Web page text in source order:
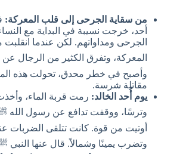
من سقاية الجرحى إلى قلب المعركة:
أحد، خرجت نسيبة في البداية مع
الجرحى ومداواتهم. لكن عندما انقلبت
المعركة، وتفرق الكثير من الرجال
وأصبح في خطر محدق، تحولت هذه
مقاتلة شرسة.
يوم أُحد الخالد: رمت قربة الماء،
وترسًا، ووقفت تدافع عن رسول الله
أوتيت من قوة. كانت تتلقى الضربات
وتضرب يمينًا وشمالاً. قال عنها